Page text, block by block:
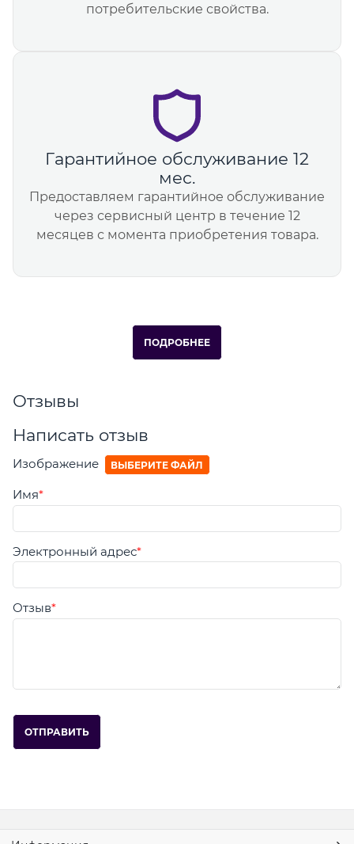
потребительские свойства.
Гарантийное обслуживание 12
мес.
Предоставляем гарантийное обслуживание
через сервисный центр в течение 12
месяцев с момента приобретения товара.
ПОДРОБНЕЕ
Отзывы
Написать отзыв
Изображение ВЫБЕРИТЕ ФАЙЛ
Имя
Электронный адрес
Отзыв